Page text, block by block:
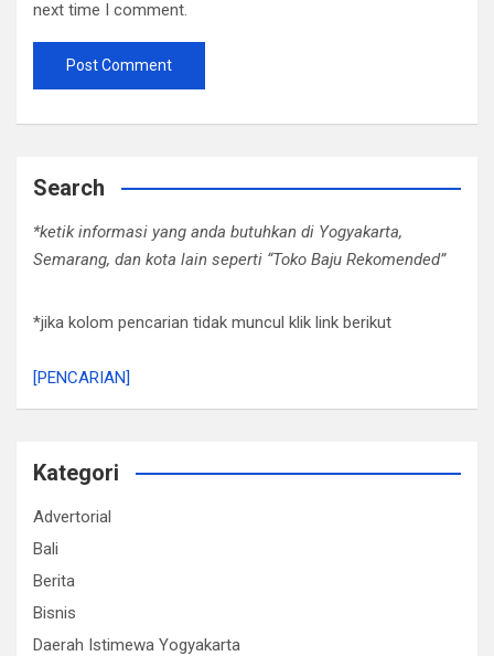
next time I comment.
Search
*ketik informasi yang anda butuhkan di Yogyakarta,
Semarang, dan kota lain seperti “Toko Baju Rekomended”
*jika kolom pencarian tidak muncul klik link berikut
[PENCARIAN]
Kategori
Advertorial
Bali
Berita
Bisnis
Daerah Istimewa Yogyakarta